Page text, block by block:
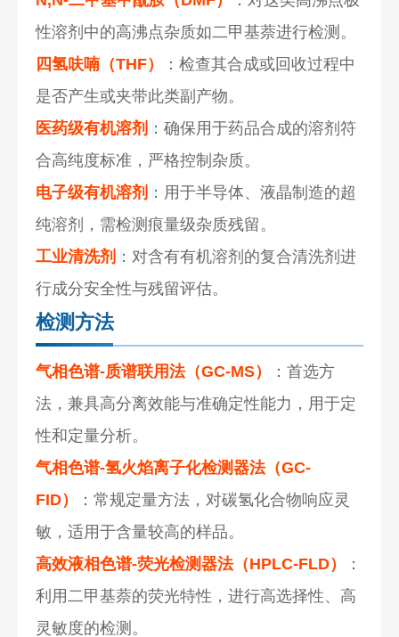
性溶剂中的高沸点杂质如二甲基萘进行检测。
四氢呋喃（THF）
：检查其合成或回收过程中
是否产生或夹带此类副产物。
医药级有机溶剂 ：确保用于药品合成的溶剂符
合高纯度标准，严格控制杂质。
电子级有机溶剂 ：用于半导体、液晶制造的超
纯溶剂，需检测痕量级杂质残留。
工业清洗剂 ：对含有有机溶剂的复合清洗剂进
行成分安全性与残留评估。
检测方法
气相色谱-质谱联用法（GC-MS）
：首选方
法，兼具高分离效能与准确定性能力，用于定
性和定量分析。
气相色谱-氢火焰离子化检测器法（GC-
FID）
：常规定量方法，对碳氢化合物响应灵
敏，适用于含量较高的样品。
高效液相色谱-荧光检测器法（HPLC-FLD）
：
利用二甲基萘的荧光特性，进行高选择性、高
灵敏度的检测。